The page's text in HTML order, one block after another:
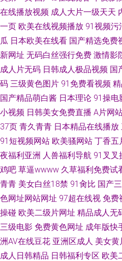
在线播放视频 成人大片一级天天
一页 欧美在线视频播放 91视频污
瓜 日本欧美在线看 国产精选免费
新网址 无码白丝强行免费 激情影
成人片无码 日韩成人极品视频 国
码 三级黄色图片 91免费看视频
国产精品萌白酱 日本理论 91操电
小视频 日韩美女免费直播 A片网
37页 青久青青 日本精品在线播放
91短视频网站 欧美骚网站 丁香五
夜福利亚洲 人兽福利导航 91叉叉
鸡吧 草逼wwww 久草福利免费试
青青 美女白丝18禁 91肏比 国产
色网址网站网址 97超在线视 免费
操碰 欧美二级片网址 精品成人无
三级电影 免费黄色网址 成年版快
洲AV在线豆花 亚洲区成人 美女黄
成人日韩精品 日韩福利专区 欧美